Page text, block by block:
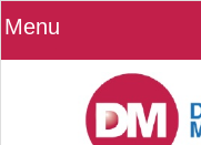
Menu